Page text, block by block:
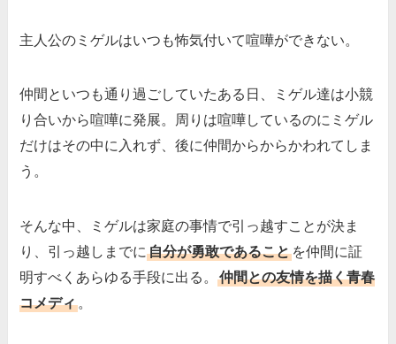
主人公のミゲルはいつも怖気付いて喧嘩ができない。
仲間といつも通り過ごしていたある日、ミゲル達は小競
り合いから喧嘩に発展。周りは喧嘩しているのにミゲル
だけはその中に入れず、後に仲間からからかわれてしま
う。
そんな中、ミゲルは家庭の事情で引っ越すことが決ま
り、引っ越しまでに自分が勇敢であること を仲間に証
明すべくあらゆる手段に出る。仲間との友情を描く青春
コメディ 。